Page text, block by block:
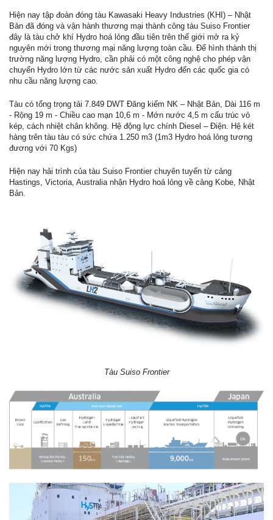
Hiện nay tập đoàn đóng tàu Kawasaki Heavy Industries (KHI) – Nhật
Bản đã đóng và vận hành thương mại thành công tàu Suiso Frontier
đây là tàu chở khí Hydro hoá lỏng đầu tiên trên thế giới mở ra kỷ
nguyên mới trong thương mại năng lượng toàn cầu. Để hình thành thị
trường năng lượng Hydro, cần phải có một công nghệ cho phép vận
chuyển Hydro lớn từ các nước sản xuất Hydro đến các quốc gia có
nhu cầu năng lượng cao.
Tàu có tổng trọng tải 7.849 DWT Đăng kiểm NK – Nhật Bản, Dài 116 m
- Rộng 19 m - Chiều cao mạn 10,6 m - Mớn nước 4,5 m cấu trúc vỏ
kép, cách nhiệt chân không. Hệ động lực chính Diesel – Điện. Hệ két
hàng trên tàu tàu có sức chứa 1.250 m3 (1m3 Hydro hoá lỏng tương
đương với 70 Kgs)
Hiện nay hải trình của tàu Suiso Frontier chuyên tuyến từ cảng
Hastings, Victoria, Australia nhận Hydro hoá lỏng về cảng Kobe, Nhật
Bản.
Tàu Suiso Frontier